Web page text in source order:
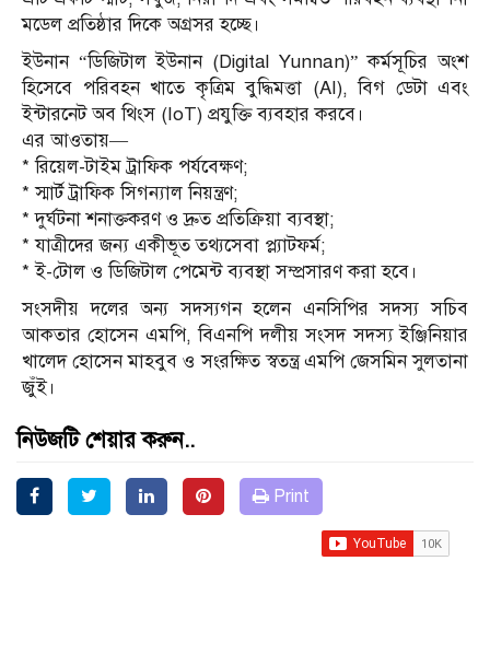
মডেল প্রতিষ্ঠার দিকে অগ্রসর হচ্ছে।
ইউনান “ডিজিটাল ইউনান (Digital Yunnan)” কর্মসূচির অংশ
হিসেবে পরিবহন খাতে কৃত্রিম বুদ্ধিমত্তা (AI), বিগ ডেটা এবং
ইন্টারনেট অব থিংস (IoT) প্রযুক্তি ব্যবহার করবে।
এর আওতায়—
* রিয়েল-টাইম ট্রাফিক পর্যবেক্ষণ;
* স্মার্ট ট্রাফিক সিগন্যাল নিয়ন্ত্রণ;
* দুর্ঘটনা শনাক্তকরণ ও দ্রুত প্রতিক্রিয়া ব্যবস্থা;
* যাত্রীদের জন্য একীভূত তথ্যসেবা প্ল্যাটফর্ম;
* ই-টোল ও ডিজিটাল পেমেন্ট ব্যবস্থা সম্প্রসারণ করা হবে।
সংসদীয় দলের অন‍্য সদস‍্যগন হলেন এনসিপির সদস‍্য সচিব
আকতার হোসেন এমপি, বিএনপি দলীয় সংসদ সদস্য ইঞ্জিনিয়ার
খালেদ হোসেন মাহবুব ও সংরক্ষিত স্বতন্ত্র এমপি জেসমিন সুলতানা
জুঁই।
নিউজটি শেয়ার করুন..
Print